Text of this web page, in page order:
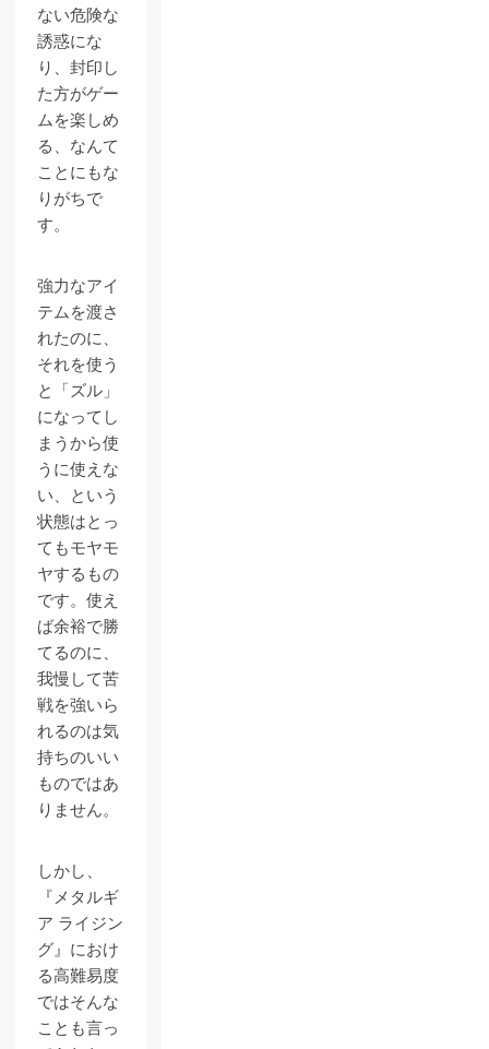
ない危険な
誘惑にな
り、封印し
た方がゲー
ムを楽しめ
る、なんて
ことにもな
りがちで
す。
強力なアイ
テムを渡さ
れたのに、
それを使う
と「ズル」
になってし
まうから使
うに使えな
い、という
状態はとっ
てもモヤモ
ヤするもの
です。使え
ば余裕で勝
てるのに、
我慢して苦
戦を強いら
れるのは気
持ちのいい
ものではあ
りません。
しかし、
『メタルギ
ア ライジン
グ』におけ
る高難易度
ではそんな
ことも言っ